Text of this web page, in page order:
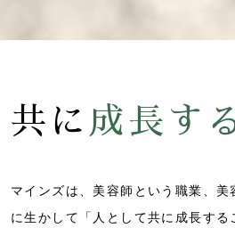
共に 成長す
マインズは、美容師という職業、美
に生かして「人として共に成長する